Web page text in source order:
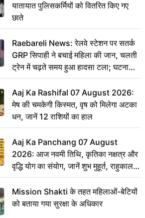
यातायात पुलिसकर्मियों को वितरित किए गए
छाते
Raebareli News: रेलवे स्टेशन पर सतर्क
GRP सिपाही ने बचाई महिला की जान, चलती
ट्रेन में चढ़ते समय हुआ हादसा टला; घटना
CCTV में कैद
Aaj Ka Rashifal 07 August 2026:
मेष की चमकेगी किस्मत, वृष को मिलेगा अटका
धन, जानें 12 राशियों का हाल
Aaj Ka Panchang 07 August
2026: आज नवमी तिथि, कृतिका नक्षत्र और
वृद्धि योग का संयोग, जानें शुभ मुहूर्त, राहुकाल
का सही समय
Mission Shakti के तहत महिलाओं-बेटियों
को बताया गया सुरक्षा के अधिकार